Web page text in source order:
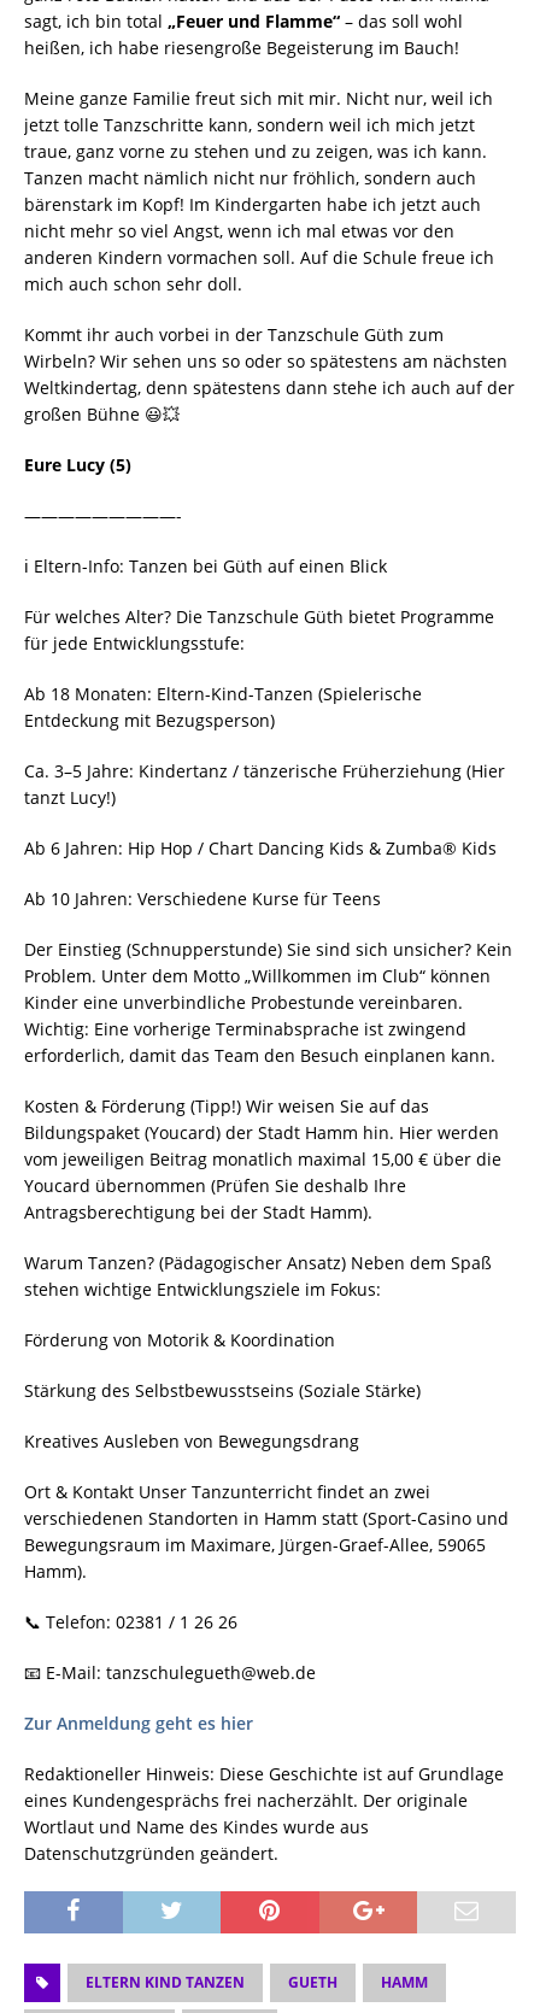
sagt, ich bin total „Feuer und Flamme“ – das soll wohl
heißen, ich habe riesengroße Begeisterung im Bauch!
​Meine ganze Familie freut sich mit mir. Nicht nur, weil ich
jetzt tolle Tanzschritte kann, sondern weil ich mich jetzt
traue, ganz vorne zu stehen und zu zeigen, was ich kann.
Tanzen macht nämlich nicht nur fröhlich, sondern auch
bärenstark im Kopf! Im Kindergarten habe ich jetzt auch
nicht mehr so viel Angst, wenn ich mal etwas vor den
anderen Kindern vormachen soll. Auf die Schule freue ich
mich auch schon sehr doll.
​Kommt ihr auch vorbei in der Tanzschule Güth zum
Wirbeln? Wir sehen uns so oder so spätestens am nächsten
Weltkindertag, denn spätestens dann stehe ich auch auf der
großen Bühne 😃💥
Eure Lucy (5)
—————————-
​ℹ️ Eltern-Info: Tanzen bei Güth auf einen Blick
​Für welches Alter? Die Tanzschule Güth bietet Programme
für jede Entwicklungsstufe:​
Ab 18 Monaten: Eltern-Kind-Tanzen (Spielerische
Entdeckung mit Bezugsperson)
​Ca. 3–5 Jahre: Kindertanz / tänzerische Früherziehung (Hier
tanzt Lucy!)​
Ab 6 Jahren: Hip Hop / Chart Dancing Kids & Zumba® Kids
​Ab 10 Jahren: Verschiedene Kurse für Teens​
Der Einstieg (Schnupperstunde) Sie sind sich unsicher? Kein
Problem. Unter dem Motto „Willkommen im Club“ können
Kinder eine unverbindliche Probestunde vereinbaren.​
Wichtig: Eine vorherige Terminabsprache ist zwingend
erforderlich, damit das Team den Besuch einplanen kann.​
Kosten & Förderung (Tipp!) Wir weisen Sie auf das
Bildungspaket (Youcard) der Stadt Hamm hin. Hier werden
vom jeweiligen Beitrag monatlich maximal 15,00 € über die
Youcard übernommen (Prüfen Sie deshalb Ihre
Antragsberechtigung bei der Stadt Hamm).
Warum Tanzen? (Pädagogischer Ansatz) Neben dem Spaß
stehen wichtige Entwicklungsziele im Fokus: ​
Förderung von Motorik & Koordination​
Stärkung des Selbstbewusstseins (Soziale Stärke)​
Kreatives Ausleben von Bewegungsdrang​
Ort & Kontakt Unser Tanzunterricht findet an zwei
verschiedenen Standorten in Hamm statt (Sport-Casino und
Bewegungsraum im Maximare, Jürgen-Graef-Allee, 59065
Hamm).
📞 Telefon: 02381 / 1 26 26
📧 E-Mail: tanzschulegueth@web.de
Zur Anmeldung geht es hier
Redaktioneller Hinweis: Diese Geschichte ist auf Grundlage
eines Kundengesprächs frei nacherzählt. Der originale
Wortlaut und Name des Kindes wurde aus
Datenschutzgründen geändert.
ELTERN KIND TANZEN GUETH HAMM